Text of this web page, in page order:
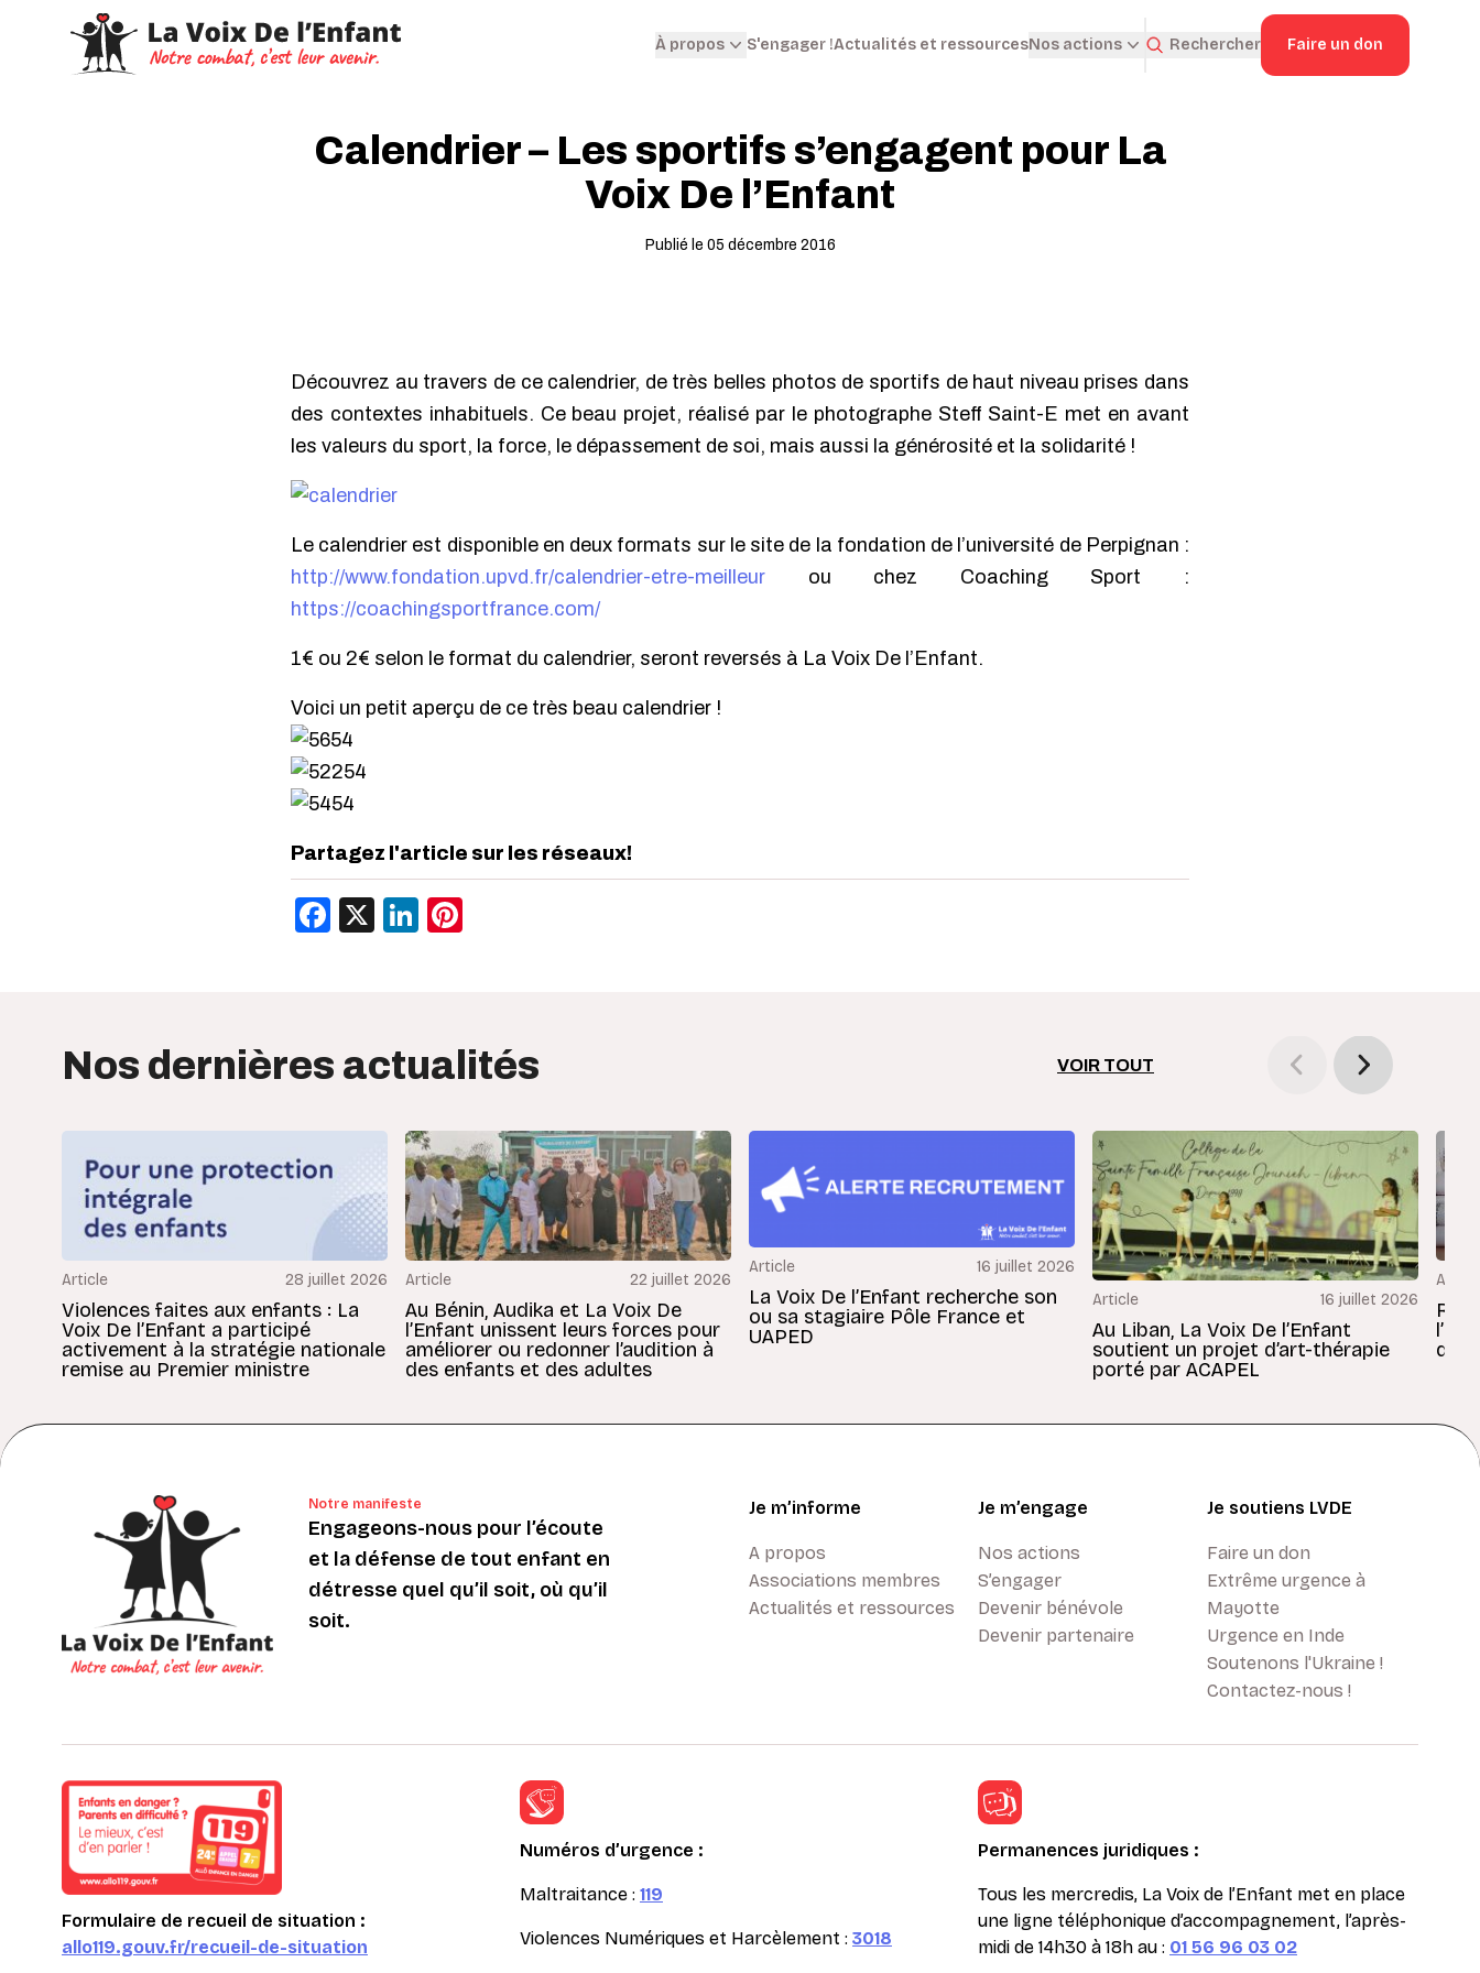
À propos S'engager !Actualités et ressourcesNos actions Rechercher Faire un don
Calendrier – Les sportifs s’engagent pour La
Voix De l’Enfant
Publié le 05 décembre 2016
Découvrez au travers de ce calendrier, de très belles photos de sportifs de haut niveau prises dans
des contextes inhabituels. Ce beau projet, réalisé par le photographe Steff Saint-E met en avant
les valeurs du sport, la force, le dépassement de soi, mais aussi la générosité et la solidarité !
Le calendrier est disponible en deux formats sur le site de la fondation de l’université de Perpignan :
http://www.fondation.upvd.fr/calendrier-etre-meilleur ou
chez Coaching Sport :
https://coachingsportfrance.com/
1€ ou 2€ selon le format du calendrier, seront reversés à La Voix De l’Enfant.
Voici un petit aperçu de ce très beau calendrier !
Partagez l'article sur les réseaux!
Facebook
X LinkedIn
Nos dernières actualités VOIR TOUT
Article 28 juillet 2026
Violences faites aux enfants : La
Voix De l’Enfant a participé
activement à la stratégie nationale
remise au Premier ministre
Article 22 juillet 2026
Au Bénin, Audika et La Voix De
l’Enfant unissent leurs forces pour
améliorer ou redonner l’audition à
des enfants et des adultes
Article 16 juillet 2026
La Voix De l’Enfant recherche son
ou sa stagiaire Pôle France et
UAPED
Article 16 juillet 2026
Au Liban, La Voix De l’Enfant
soutient un projet d’art-thérapie
porté par ACAPEL
Notre manifeste
Engageons-nous pour l’écoute
et la défense de tout enfant en
détresse quel qu’il soit, où qu’il
soit.
Je m’informe
A propos
Associations membres
Actualités et ressources
Je m’engage
Nos actions
S’engager
Devenir bénévole
Devenir partenaire
Je soutiens LVDE
Faire un don
Extrême urgence à
Mayotte
Urgence en Inde
Soutenons l'Ukraine !
Contactez-nous !
Formulaire de recueil de situation :
allo119.gouv.fr/recueil-de-situation
Numéros d’urgence :
Maltraitance : 119
Violences Numériques et Harcèlement : 3018
Permanences juridiques :
Tous les mercredis, La Voix de l’Enfant met en place
une ligne téléphonique d’accompagnement, l’après-
midi de 14h30 à 18h au : 01 56 96 03 02